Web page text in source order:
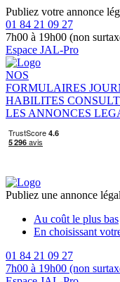
Publiez votre annonce
01 84 21 09 27
7h00 à 19h00 (non
Espace JAL-Pro
NOS
FORMULAIRES
HABILITES
LES ANNONCES
Publiez une annonce
Au coût le plus bas
En choisissant
01 84 21 09 27
7h00 à 19h00 (non